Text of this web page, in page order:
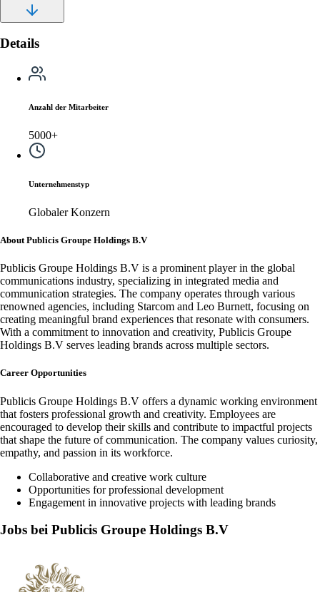
Details
Anzahl der Mitarbeiter
5000+
Unternehmenstyp
Globaler Konzern
About Publicis Groupe Holdings B.V
Publicis Groupe Holdings B.V is a prominent player in the global
communications industry, specializing in integrated media and
communication strategies. The company operates through various
renowned agencies, including Starcom and Leo Burnett, focusing on
creating meaningful brand experiences that resonate with consumers.
With a commitment to innovation and creativity, Publicis Groupe
Holdings B.V serves leading brands across multiple sectors.
Career Opportunities
Publicis Groupe Holdings B.V offers a dynamic working environment
that fosters professional growth and creativity. Employees are
encouraged to develop their skills and contribute to impactful projects
that shape the future of communication. The company values curiosity,
empathy, and passion in its workforce.
Collaborative and creative work culture
Opportunities for professional development
Engagement in innovative projects with leading brands
Jobs bei Publicis Groupe Holdings B.V